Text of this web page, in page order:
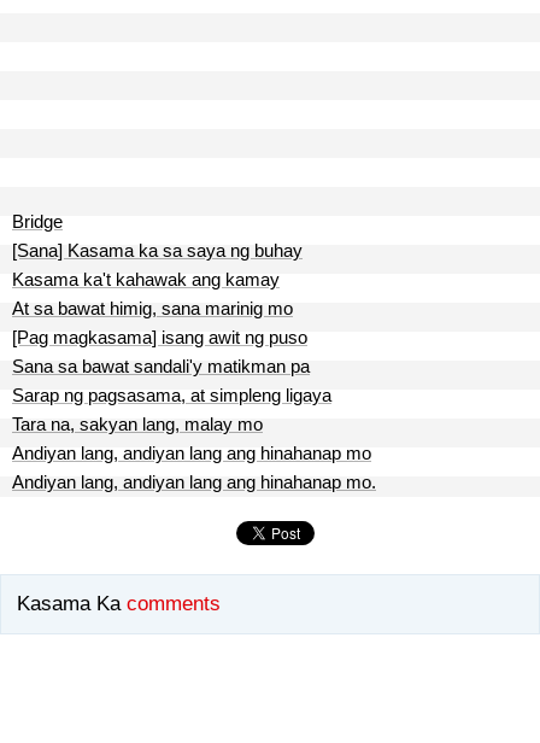
Bridge
[Sana] Kasama ka sa saya ng buhay
Kasama ka't kahawak ang kamay
At sa bawat himig, sana marinig mo
[Pag magkasama] isang awit ng puso
Sana sa bawat sandali'y matikman pa
Sarap ng pagsasama, at simpleng ligaya
Tara na, sakyan lang, malay mo
Andiyan lang, andiyan lang ang hinahanap mo
Andiyan lang, andiyan lang ang hinahanap mo.
Kasama Ka comments